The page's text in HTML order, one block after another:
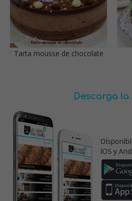
Tarta mousse de chocolate
Descarga la